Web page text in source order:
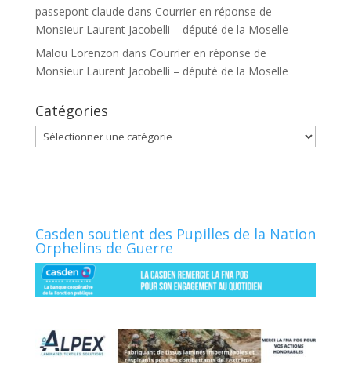
passepont claude dans Courrier en réponse de
Monsieur Laurent Jacobelli – député de la Moselle
Malou Lorenzon dans Courrier en réponse de
Monsieur Laurent Jacobelli – député de la Moselle
Catégories
Catégories
Casden soutient des Pupilles de la Nation
Orphelins de Guerre